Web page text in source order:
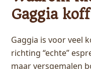
Gaggia
Gaggia is voor veel
richting “echte”
maar versgemalen